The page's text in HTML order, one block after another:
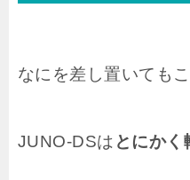
なにを差し置いてもこ
JUNO-DSは とにかく